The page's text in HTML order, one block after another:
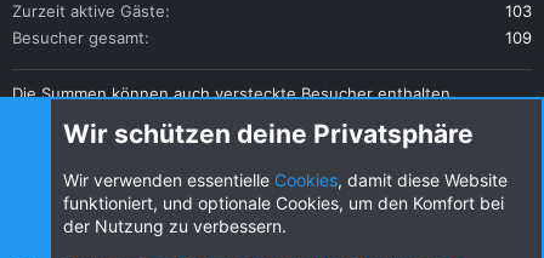
Zurzeit aktive Gäste
103
Besucher gesamt
109
Die Summen können auch versteckte Besucher enthalten.
Diese Seite teilen
Wir schützen deine Privatsphäre
Wir verwenden essentielle Cookies, damit diese Website
funktioniert, und optionale Cookies, um den Komfort bei
der Nutzung zu verbessern.